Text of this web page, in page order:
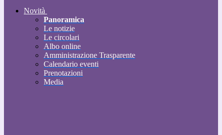
Novità
Panoramica
Le notizie
Le circolari
Albo online
Amministrazione Trasparente
Calendario eventi
Prenotazioni
Media